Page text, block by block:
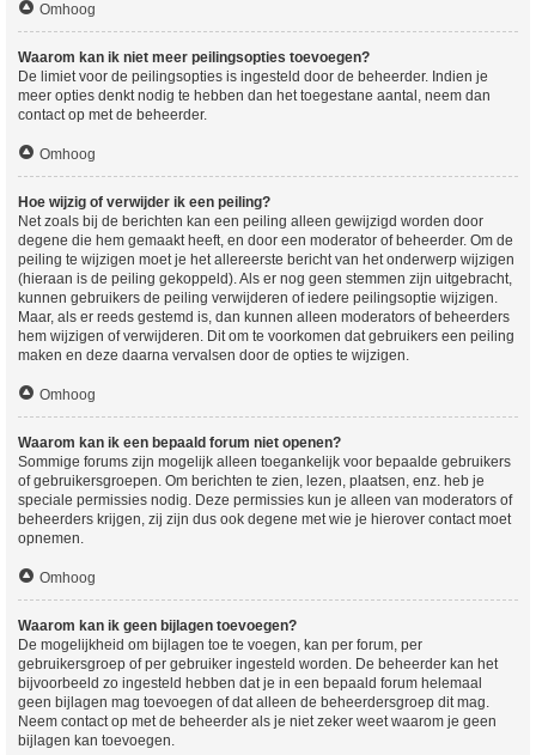
Omhoog
Waarom kan ik niet meer peilingsopties toevoegen?
De limiet voor de peilingsopties is ingesteld door de beheerder. Indien je
meer opties denkt nodig te hebben dan het toegestane aantal, neem dan
contact op met de beheerder.
Omhoog
Hoe wijzig of verwijder ik een peiling?
Net zoals bij de berichten kan een peiling alleen gewijzigd worden door
degene die hem gemaakt heeft, en door een moderator of beheerder. Om de
peiling te wijzigen moet je het allereerste bericht van het onderwerp wijzigen
(hieraan is de peiling gekoppeld). Als er nog geen stemmen zijn uitgebracht,
kunnen gebruikers de peiling verwijderen of iedere peilingsoptie wijzigen.
Maar, als er reeds gestemd is, dan kunnen alleen moderators of beheerders
hem wijzigen of verwijderen. Dit om te voorkomen dat gebruikers een peiling
maken en deze daarna vervalsen door de opties te wijzigen.
Omhoog
Waarom kan ik een bepaald forum niet openen?
Sommige forums zijn mogelijk alleen toegankelijk voor bepaalde gebruikers
of gebruikersgroepen. Om berichten te zien, lezen, plaatsen, enz. heb je
speciale permissies nodig. Deze permissies kun je alleen van moderators of
beheerders krijgen, zij zijn dus ook degene met wie je hierover contact moet
opnemen.
Omhoog
Waarom kan ik geen bijlagen toevoegen?
De mogelijkheid om bijlagen toe te voegen, kan per forum, per
gebruikersgroep of per gebruiker ingesteld worden. De beheerder kan het
bijvoorbeeld zo ingesteld hebben dat je in een bepaald forum helemaal
geen bijlagen mag toevoegen of dat alleen de beheerdersgroep dit mag.
Neem contact op met de beheerder als je niet zeker weet waarom je geen
bijlagen kan toevoegen.